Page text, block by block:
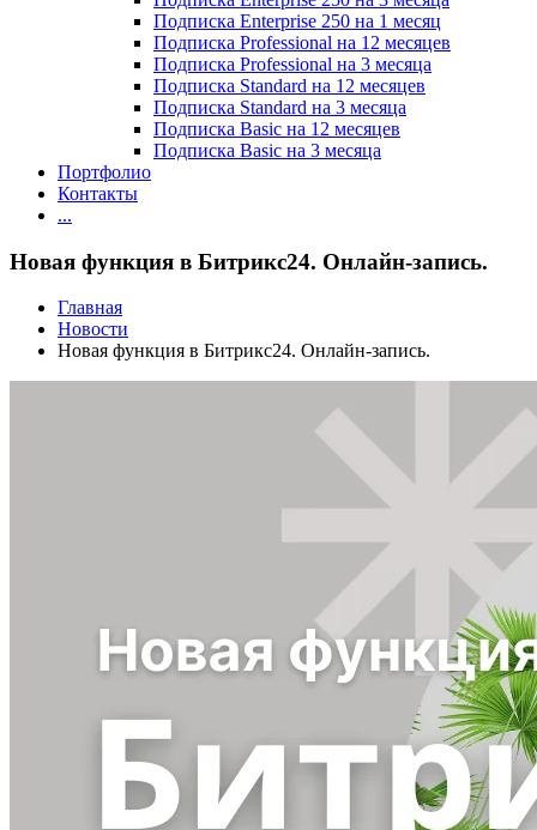
Подписка Enterprise 250 на 1 месяц
Подписка Professional на 12 месяцев
Подписка Professional на 3 месяца
Подписка Standard на 12 месяцев
Подписка Standard на 3 месяца
Подписка Basic на 12 месяцев
Подписка Basic на 3 месяца
Портфолио
Контакты
...
Новая функция в Битрикс24. Онлайн-запись.
Главная
Новости
Новая функция в Битрикс24. Онлайн-запись.